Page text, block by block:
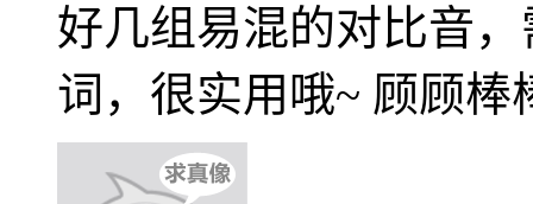
好几组易混的对比音
词，很实用哦~ 顾顾棒